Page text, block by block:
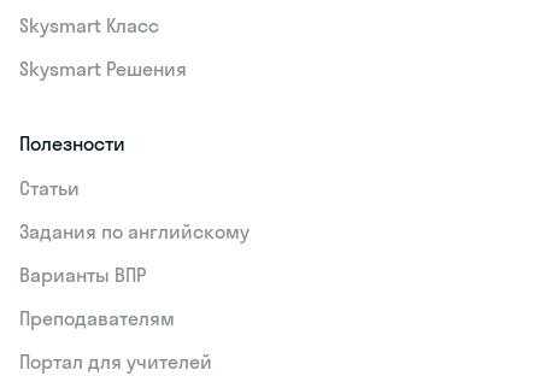
Skysmart Класс
Skysmart Решения
Полезности
Статьи
Задания по английскому
Варианты ВПР
Преподавателям
Портал для учителей